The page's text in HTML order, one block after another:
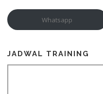
Whatsapp
JADWAL TRAINING